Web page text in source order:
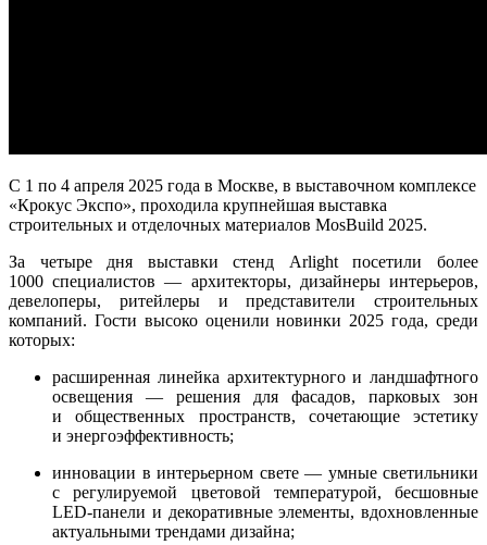
С 1 по 4 апреля 2025 года в Москве, в выставочном комплексе
«Крокус Экспо», проходила крупнейшая выставка
строительных и отделочных материалов MosBuild 2025.
За четыре дня выставки стенд Arlight посетили более
1000 специалистов — архитекторы, дизайнеры интерьеров,
девелоперы, ритейлеры и представители строительных
компаний. Гости высоко оценили новинки 2025 года, среди
которых:
расширенная линейка архитектурного и ландшафтного
освещения — решения для фасадов, парковых зон
и общественных пространств, сочетающие эстетику
и энергоэффективность;
инновации в интерьерном свете — умные светильники
с регулируемой цветовой температурой, бесшовные
LED-панели и декоративные элементы, вдохновленные
актуальными трендами дизайна;